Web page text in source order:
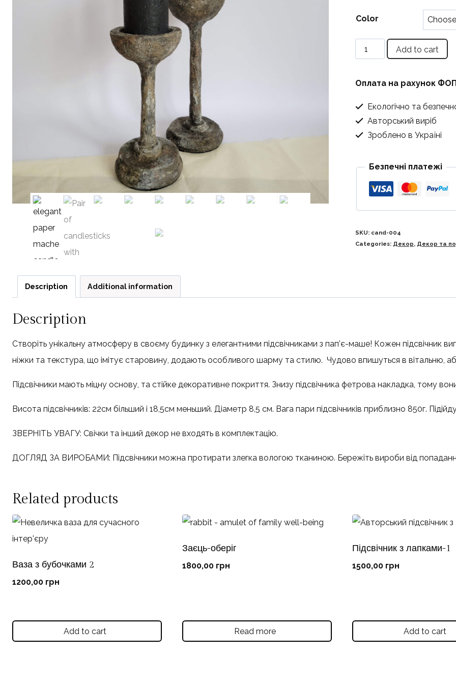
Color
Пара
високих
підсвічників
Add to cart
Оплата на рахунок
Екологічно та
Авторський виріб
Зроблено в Україні
Безпечні платежі
SKU: cand-004
Categories: Декор, Декор та
Description Additional information
Description
Створіть унікальну атмосферу в своєму будинку з елегантними підсвічниками з пап’є-маше! Кожен підсвічник
ніжки та текстура, що імітує старовину, додають особливого шарму та стилю. Чудово впишуться в вітальню,
Підсвічники мають міцну основу, та стійке декоративне покриття. Знизу підсвічника фетрова накладка, тому
Висота підсвічників: 22см більший і 18,5см меньший. Діаметр 8,5 см. Вага пари підсвічників приблизно 850г.
ЗВЕРНІТЬ УВАГУ: Свічки та інший декор не входять в комплектацію.
ДОГЛЯД ЗА ВИРОБАМИ: Підсвічники можна протирати злегка вологою тканиною. Бережіть вироби від
Related products
Ваза з бубочками 2
1200,00 грн
Add to cart
Заєць-оберіг
1800,00 грн
Read more
Підсвічник з лапками-1
1500,00 грн
Add to cart